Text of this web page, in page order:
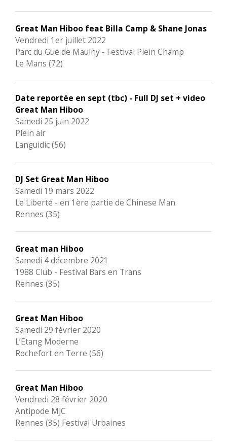
Great Man Hiboo feat Billa Camp & Shane Jonas
Vendredi 1er juillet 2022
Parc du Gué de Maulny - Festival Plein Champ
Le Mans (72)
Date reportée en sept (tbc) - Full DJ set + video
Great Man Hiboo
Samedi 25 juin 2022
Plein air
Languidic (56)
DJ Set Great Man Hiboo
Samedi 19 mars 2022
Le Liberté - en 1ère partie de Chinese Man
Rennes (35)
Great man Hiboo
Samedi 4 décembre 2021
1988 Club - Festival Bars en Trans
Rennes (35)
Great Man Hiboo
Samedi 29 février 2020
L’Etang Moderne
Rochefort en Terre (56)
Great Man Hiboo
Vendredi 28 février 2020
Antipode MJC
Rennes (35) Festival Urbaines